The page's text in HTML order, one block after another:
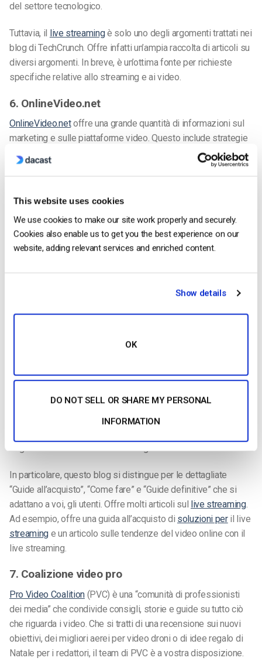
This website uses cookies
We use cookies to make our site work properly and securely.
Cookies also enable us to get you the best experience on our
website, adding relevant services and enriched content.
Show details
OK
DO NOT SELL OR SHARE MY PERSONAL
INFORMATION
del settore tecnologico.
Tuttavia, il live streamingè solo uno degli argomenti trattati nei
blog di TechCrunch. Offre infatti un’ampia raccolta di articoli su
diversi argomenti. In breve, è un’ottima fonte per richieste
specifiche relative allo streaming e ai video.
6. OnlineVideo.net
OnlineVideo.netoffre una grande quantità di informazioni sul
marketing e sulle piattaforme video. Questo include strategie
per condividere con i lettori le conoscenze attuali su tutto ciò
che riguarda i video.
blog numero 2), i due blog condividono molti degli stessi
autori. OnlineVideo.net ha però un gusto unico e per questo
seguire sui servizi di live streaming.
In particolare, questo blog si distingue per le dettagliate
“Guide all’acquisto”, “Come fare” e “Guide definitive” che si
adattano a voi, gli utenti. Offre molti articoli sul live streaming.
Ad esempio, offre una guida all’acquisto di soluzioni peril live
streaming e un articolo sulle tendenze del video online con il
live streaming.
7. Coalizione video pro
Pro Video Coalition(PVC) è una “comunità di professionisti
dei media” che condivide consigli, storie e guide su tutto ciò
che riguarda i video. Che si tratti di una recensione sui nuovi
obiettivi, dei migliori aerei per video droni o di idee regalo di
Natale per i redattori, il team di PVC è a vostra disposizione.